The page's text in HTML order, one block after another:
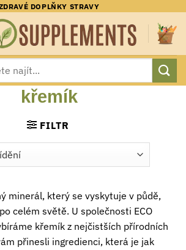
DOPLŇKY STRAVY
křemík
FILTR
minerál, který se vyskytuje v půdě,
celém světě. U společnosti ECO
křemík z nejčistších přírodních
přinesli ingredienci, která je jak